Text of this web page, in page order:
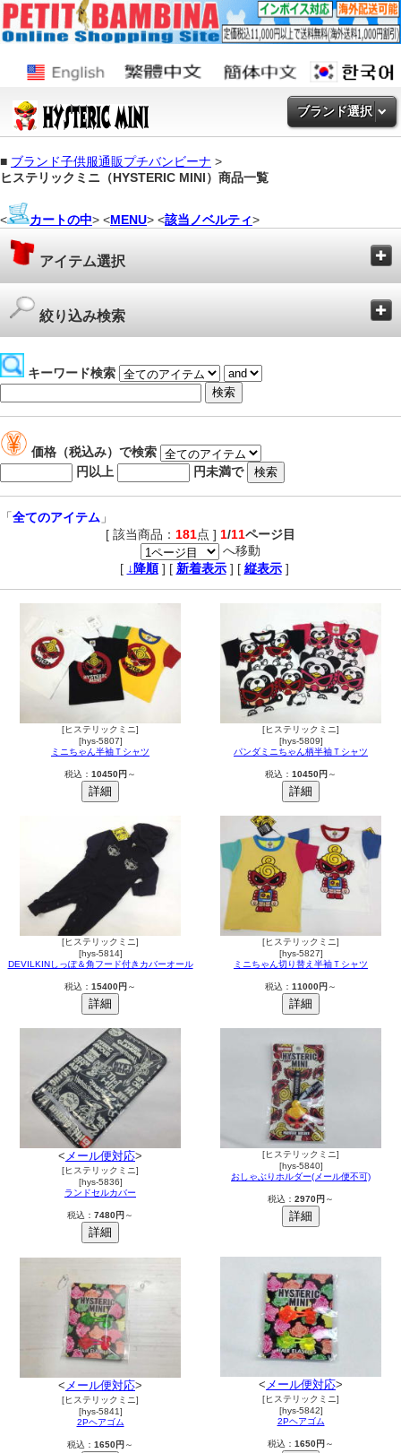
ブランド選択
■ ブランド子供服通販プチバンビーナ >
ヒステリックミニ（HYSTERIC MINI）商品一覧
< カートの中> <MENU> <該当ノベルティ>
アイテム選択
絞り込み検索
キーワード検索
価格（税込み）で検索
円以上
円未満で
「全てのアイテム 」
[ 該当商品： 181点 ] 1/11ページ目
へ移動
[ ↓降順 ] [ 新着表示 ] [ 縦表示 ]
[ヒステリックミニ]
[hys-5807]
ミニちゃん半袖Ｔシャツ
税込： 10450円 ～
[ヒステリックミニ]
[hys-5809]
パンダミニちゃん柄半袖Ｔシャツ
税込： 10450円 ～
[ヒステリックミニ]
[hys-5814]
DEVILKINしっぽ＆角フード付きカバーオール
税込： 15400円 ～
[ヒステリックミニ]
[hys-5827]
ミニちゃん切り替え半袖Ｔシャツ
税込： 11000円 ～
< メール便対応>
[ヒステリックミニ]
[hys-5836]
ランドセルカバー
税込： 7480円 ～
[ヒステリックミニ]
[hys-5840]
おしゃぶりホルダー(メール便不可)
税込： 2970円 ～
< メール便対応>
[ヒステリックミニ]
[hys-5841]
2Pヘアゴム
税込： 1650円 ～
< メール便対応>
[ヒステリックミニ]
[hys-5842]
2Pヘアゴム
税込： 1650円 ～